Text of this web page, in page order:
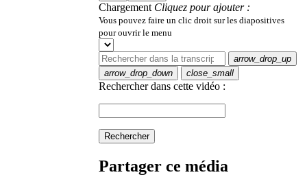
Chargement Cliquez pour ajouter :
Vous pouvez faire un clic droit sur les diapositives
pour ouvrir le menu
arrow_drop_up
arrow_drop_down
close_small
Rechercher dans cette vidéo :
Rechercher
Partager ce média